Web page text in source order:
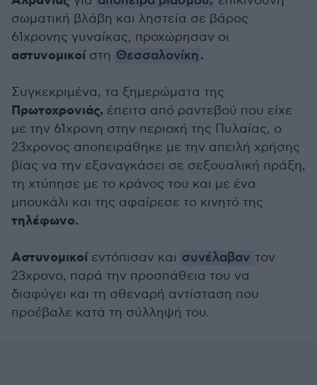
σωματική βλάβη και ληστεία σε βάρος
61χρονης γυναίκας, προχώρησαν οι
αστυνομικοίστη Θεσσαλονίκη.
Συγκεκριμένα, τα ξημερώματα της
Πρωτοχρονιάς, έπειτα από ραντεβού που είχε
με την 61χρονη στην περιοχή της Πυλαίας, ο
23χρονος αποπειράθηκε με την απειλή χρήσης
βίας να την εξαναγκάσει σε σεξουαλική πράξη,
τη χτύπησε με το κράνος του και με ένα
μπουκάλι και της αφαίρεσε το κινητό της
τηλέφωνο.
Αστυνομικοίεντόπισαν και συνέλαβαν τον
23χρονο, παρά την προσπάθεια του να
διαφύγει και τη σθεναρή αντίσταση που
προέβαλε κατά τη σύλληψή του.